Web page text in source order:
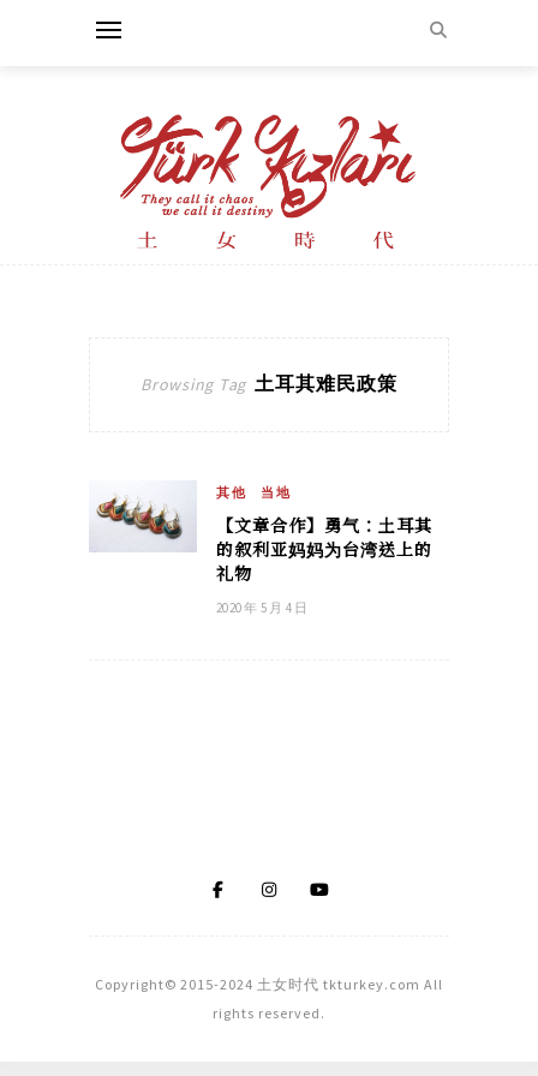
Browsing Tag 土耳其难民政策
其他 当地
【文章合作】勇气：土耳其
的叙利亚妈妈为台湾送上的
礼物
2020 年 5 月 4 日
Copyright© 2015-2024 土女时代 tkturkey.com All
rights reserved.